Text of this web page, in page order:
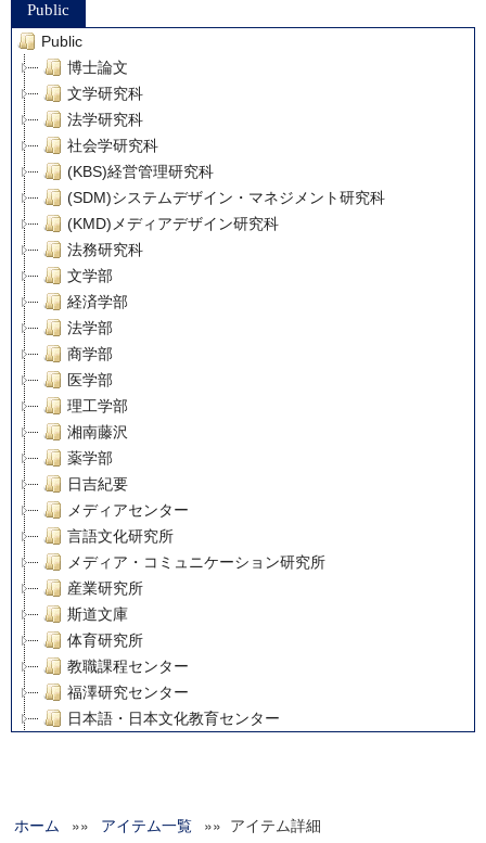
Public
Public
博士論文
文学研究科
法学研究科
社会学研究科
(KBS)経営管理研究科
(SDM)システムデザイン・マネジメント研究科
(KMD)メディアデザイン研究科
法務研究科
文学部
経済学部
法学部
商学部
医学部
理工学部
湘南藤沢
薬学部
日吉紀要
メディアセンター
言語文化研究所
メディア・コミュニケーション研究所
産業研究所
斯道文庫
体育研究所
教職課程センター
福澤研究センター
日本語・日本文化教育センター
グローバルリサーチインスティテュート
ホーム »» アイテム一覧 »» アイテム詳細